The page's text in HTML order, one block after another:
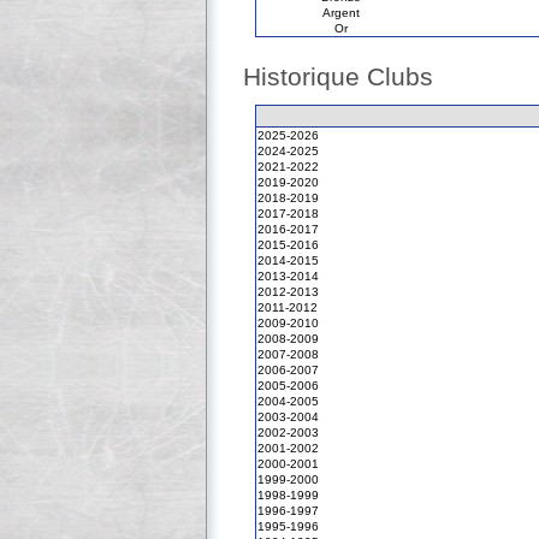
Argent
Or
Historique Clubs
2025-2026
2024-2025
2021-2022
2019-2020
2018-2019
2017-2018
2016-2017
2015-2016
2014-2015
2013-2014
2012-2013
2011-2012
2009-2010
2008-2009
2007-2008
2006-2007
2005-2006
2004-2005
2003-2004
2002-2003
2001-2002
2000-2001
1999-2000
1998-1999
1996-1997
1995-1996